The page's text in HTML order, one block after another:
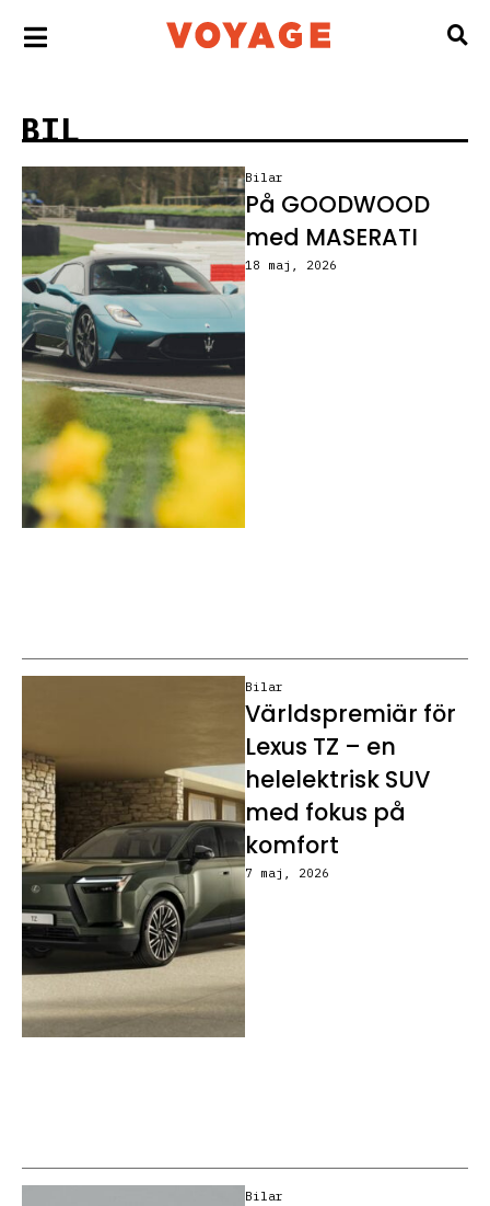
BIL
Bilar
På GOODWOOD
med MASERATI
18 maj, 2026
Bilar
Världspremiär för
Lexus TZ – en
helelektrisk SUV
med fokus på
komfort
7 maj, 2026
Bilar